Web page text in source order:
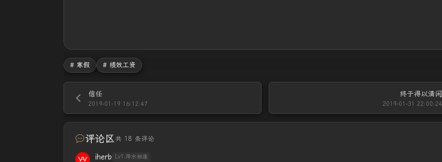
# 寒假 # 绩效工资
信任
2019-01-19 16:12:47
终于得以清闲
2019-01-31 22:00:24
评论区共 18 条评论
iherb Lv1.萍水相逢